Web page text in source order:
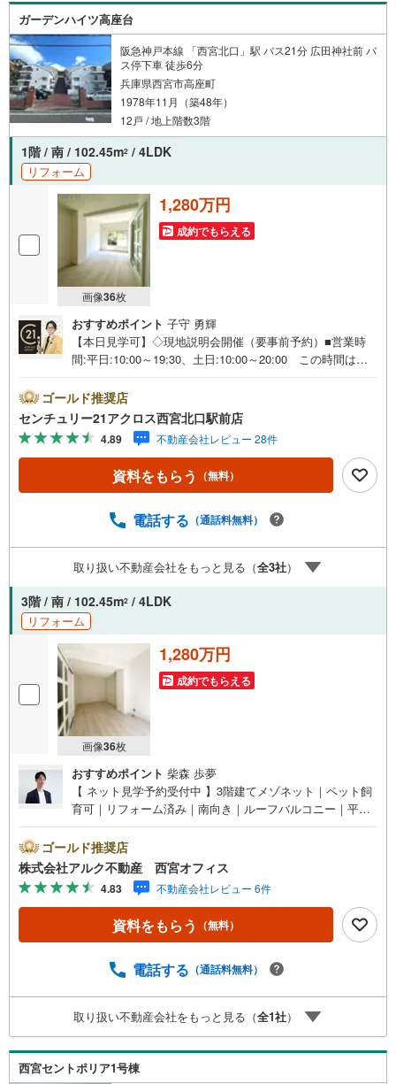
ガーデンハイツ高座台
阪急神戸本線 「西宮北口」駅 バス21分 広田神社前 バ
ス停下車 徒歩6分
兵庫県西宮市高座町
1978年11月（築48年）
12戸 / 地上階数3階
1階 / 南 / 102.45m2 / 4LDK
リフォーム
画像36枚
1,280万円
成約でもらえる
おすすめポイント 子守 勇輝
【本日見学可】◇現地説明会開催（要事前予約）■営業時
間:平日:10:00～19:30、土日:10:00～20:00 この時間はお
車場使用権付きでカーライフも満喫できます。戸建感覚の
集合住宅でペット飼育可です♪4LDKと部屋数多く家族の多
い方にもおすすめです。リノベーション済みですぐにでも
お住まいいただけます。○センチュリー21アクロスグルー
プの3つの特徴○■センチュリー21グループで28年連続No.1
（1997年～2024年兵庫地区仲介実績） 西宮・尼崎・伊
お任せ下さい■お客様駐車場、キッズスペースがございま
物件多数ございます。 地域密着の当店では2000万円台の
新築戸建や、1000万円台の中古マンションを始め多数物件
を取り扱っています。Yahoo！不動産に掲載しきれない物
件もご紹介できます。
ゴールド推奨店
センチュリー21アクロス西宮北口駅前店
4.89 不動産会社レビュー 28件
資料をもらう （無料）
電話する （通話料無料）
取り扱い不動産会社をもっと見る（全3社）
3階 / 南 / 102.45m2 / 4LDK
リフォーム
画像36枚
1,280万円
成約でもらえる
おすすめポイント 柴森 歩夢
【 ネット見学予約受付中 】3階建てメゾネット｜ペット飼
育可｜リフォーム済み｜南向き｜ルーフバルコニー｜平面
■4LDK！戸建のような集合住宅！■リフォーム済みにつき
そのままお住まいいただけます！■ペット飼育可能！【リフ
ォーム内容（2025年8月完成）】＜水回り＞キッチンシン
ク/トイレ/洗面化粧台/給湯器＜内装＞全室クロス貼替/畳張
替【 周辺環境 】■広田小学校:徒歩6分（453m）■立上ケ原
中学校:徒歩16分（1312m）【 アルク不動産について 】当
ります。掲載中の物件に限らず、阪神間エリアを中心に幅
店いただけます。住宅ローンに強く、事前審査のサポート
や金融機関のご提案、お客様一人ひとりに合わせた無理の
ない資金計画のご提案までトータルでサポートいたしま
す。ローンに不安のある方もお気軽にご相談ください。
ゴールド推奨店
株式会社アルク不動産 西宮オフィス
4.83 不動産会社レビュー 6件
資料をもらう （無料）
電話する （通話料無料）
取り扱い不動産会社をもっと見る（全1社）
西宮セントポリア1号棟